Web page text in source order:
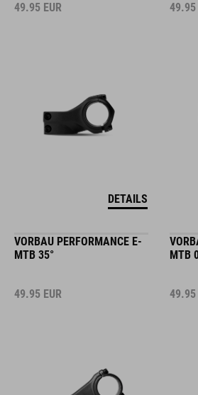
49.95 EUR
DETAILS
49.95
VORBAU PERFORMANCE E-
MTB 35°
49.95 EUR
MTB
49.95